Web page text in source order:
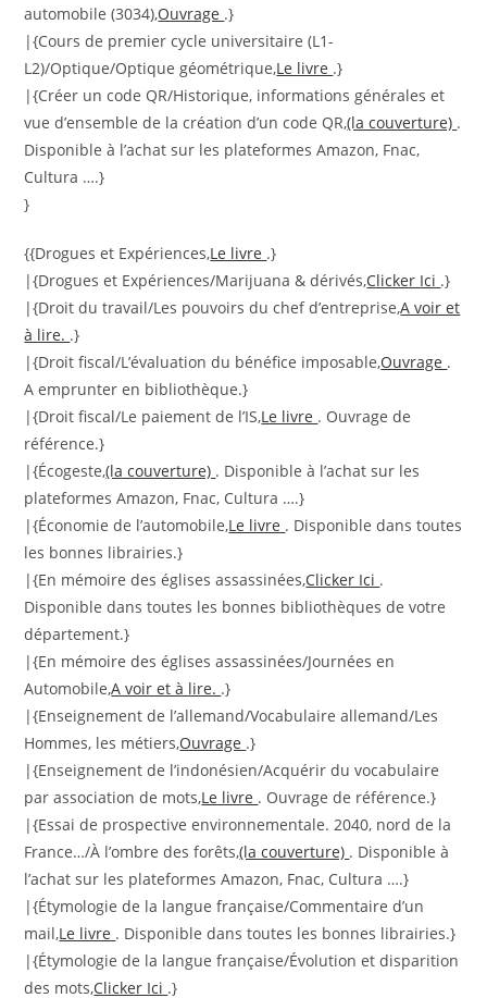
automobile (3034),Ouvrage .}
|{Cours de premier cycle universitaire (L1-
L2)/Optique/Optique géométrique,Le livre .}
|{Créer un code QR/Historique, informations générales et
vue d’ensemble de la création d’un code QR,(la couverture) .
Disponible à l’achat sur les plateformes Amazon, Fnac,
Cultura ….}
}
{{Drogues et Expériences,Le livre .}
|{Drogues et Expériences/Marijuana & dérivés,Clicker Ici .}
|{Droit du travail/Les pouvoirs du chef d’entreprise,A voir et
à lire. .}
|{Droit fiscal/L’évaluation du bénéfice imposable,Ouvrage .
A emprunter en bibliothèque.}
|{Droit fiscal/Le paiement de l’IS,Le livre . Ouvrage de
référence.}
|{Écogeste,(la couverture) . Disponible à l’achat sur les
plateformes Amazon, Fnac, Cultura ….}
|{Économie de l’automobile,Le livre . Disponible dans toutes
les bonnes librairies.}
|{En mémoire des églises assassinées,Clicker Ici .
Disponible dans toutes les bonnes bibliothèques de votre
département.}
|{En mémoire des églises assassinées/Journées en
Automobile,A voir et à lire. .}
|{Enseignement de l’allemand/Vocabulaire allemand/Les
Hommes, les métiers,Ouvrage .}
|{Enseignement de l’indonésien/Acquérir du vocabulaire
par association de mots,Le livre . Ouvrage de référence.}
|{Essai de prospective environnementale. 2040, nord de la
France…/À l’ombre des forêts,(la couverture) . Disponible à
l’achat sur les plateformes Amazon, Fnac, Cultura ….}
|{Étymologie de la langue française/Commentaire d’un
mail,Le livre . Disponible dans toutes les bonnes librairies.}
|{Étymologie de la langue française/Évolution et disparition
des mots,Clicker Ici .}